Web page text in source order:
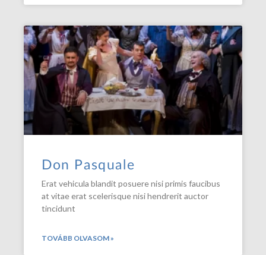
Don Pasquale
Erat vehicula blandit posuere nisi primis faucibus
at vitae erat scelerisque nisi hendrerit auctor
tincidunt
TOVÁBB OLVASOM »